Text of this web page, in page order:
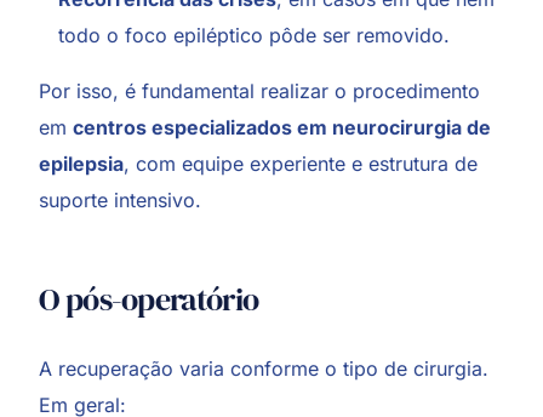
todo o foco epiléptico pôde ser removido.
Por isso, é fundamental realizar o procedimento
emcentros especializados em neurocirurgia de
epilepsia, com equipe experiente e estrutura de
suporte intensivo.
O pós-operatório
A recuperação varia conforme o tipo de cirurgia.
Em geral: